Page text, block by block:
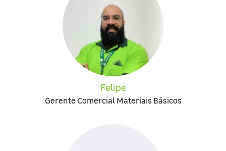
Felipe
Gerente Comercial Materiais Básicos